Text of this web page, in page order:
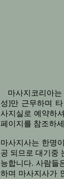
마사지코리아
성]만 근무하며
사지실로 예약하
페이지를 참조하
마사지사는 한명
공 되므로 대기중
능합니다. 사람들
하며 마사지사가